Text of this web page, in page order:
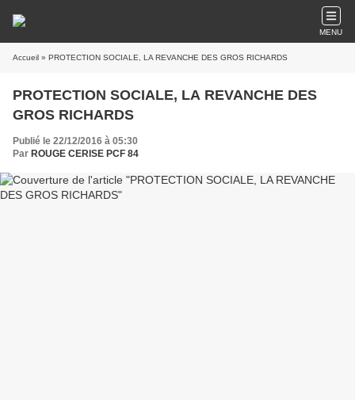
MENU
Accueil » PROTECTION SOCIALE, LA REVANCHE DES GROS RICHARDS
PROTECTION SOCIALE, LA REVANCHE DES
GROS RICHARDS
Publié le 22/12/2016 à 05:30
Par ROUGE CERISE PCF 84